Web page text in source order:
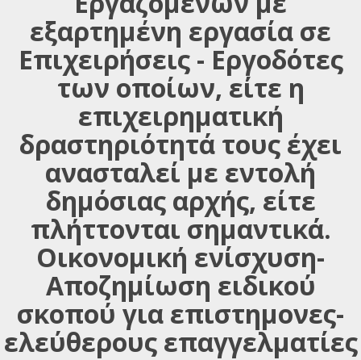
εξαρτημένη εργασία σε
Επιχειρήσεις - Εργοδότες
των οποίων, είτε η
επιχειρηματική
δραστηριότητά τους έχει
ανασταλεί με εντολή
δημόσιας αρχής, είτε
πλήττονται σημαντικά.
Οικονομική ενίσχυση-
Αποζημίωση ειδικού
σκοπού για επιστημονες-
ελεύθερους επαγγελματίες